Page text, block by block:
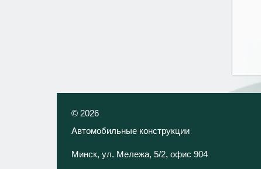
© 2026
Автомобильные конструкции
Минск, ул. Мележа, 5/2, офис 904